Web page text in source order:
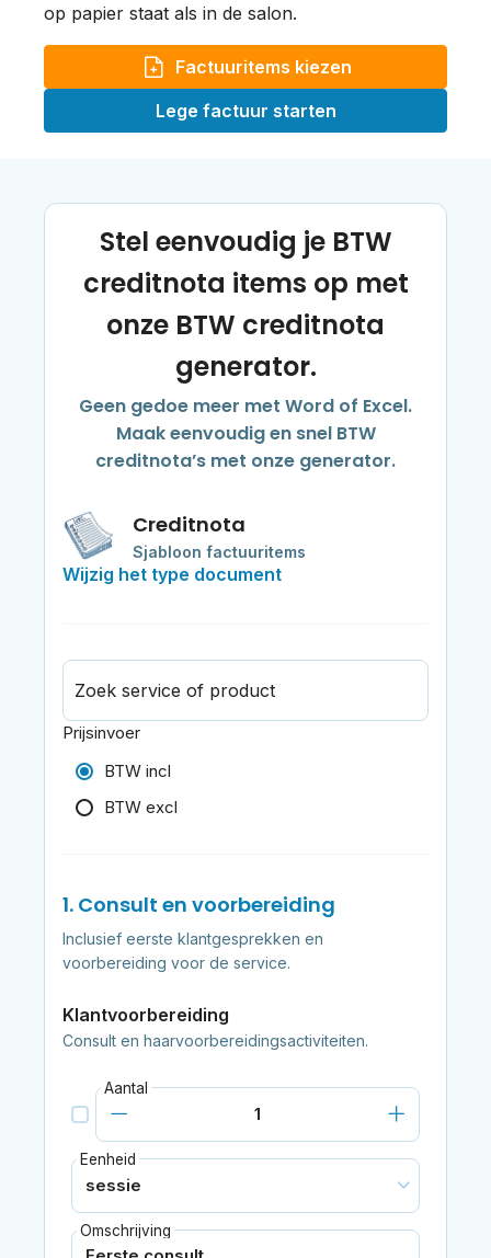
op papier staat als in de salon.
Factuuritems kiezen
Lege factuur starten
Stel eenvoudig je BTW
creditnota items op met
onze BTW creditnota
generator.
Geen gedoe meer met Word of Excel.
Maak eenvoudig en snel BTW
creditnota’s met onze generator.
Creditnota
Sjabloon factuuritems
Wijzig het type document
Zoek service of product
Prijsinvoer
BTW incl
BTW excl
1. Consult en voorbereiding
Inclusief eerste klantgesprekken en
voorbereiding voor de service.
Klantvoorbereiding
Consult en haarvoorbereidingsactiviteiten.
Aantal
Eenheid
Omschrijving